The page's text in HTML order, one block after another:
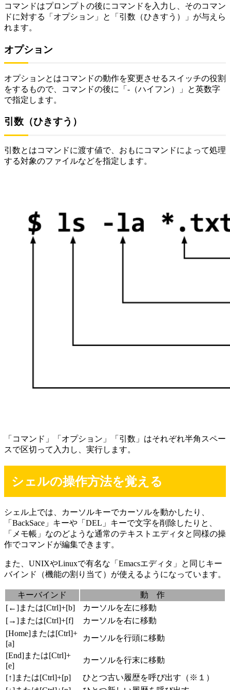
コマンドはプロンプトの後にコマンドを入力し、そのコマン
ドに対する「オプション」と「引数（ひきすう）」が与えら
れます。
オプション
オプションとはコマンドの動作を変更させるスイッチの役割
をするもので、コマンドの後に「-（ハイフン）」と英数字
で指定します。
引数（ひきすう）
引数とはコマンドに渡す値で、おもにコマンドによって処理
する対象のファイルなどを指定します。
「コマンド」「オプション」「引数」はそれぞれ半角スペー
スで区切って入力し、実行します。
シェルの操作方法を覚える
シェル上では、カーソルキーでカーソルを動かしたり、
「BackSace」キーや「DEL」キーで文字を削除したりと、
「メモ帳」なのどような通常のテキストエディタと同様の操
作でコマンドが編集できます。
また、UNIXやLinuxで有名な「Emacsエディタ」と同じキー
バインド（機能の割り当て）が使えるようになっています。
キーバインド
動 作
[←]または[Ctrl]+[b]
カーソルを左に移動
[→]または[Ctrl]+[f]
カーソルを右に移動
[Home]または[Ctrl]+
[a]
カーソルを行頭に移動
[End]または[Ctrl]+
[e]
カーソルを行末に移動
[↑]または[Ctrl]+[p]
ひとつ古い履歴を呼び出す（※１）